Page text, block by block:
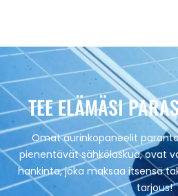
TEE ELÄMÄSI
Omat aurinkopaneelit
pienentävät sähkölaskua, ovat
hankinta, joka maksaa itsensä
tarjous!